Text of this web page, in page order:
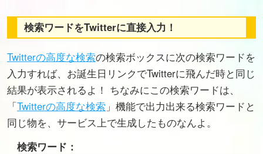
検索ワードをTwitterに直接入力！
Twitterの高度な検索の検索ボックスに次の検索ワードを
入力すれば、お誕生日リンクでTwitterに飛んだ時と同じ
結果が表示されるよ！ ちなみにこの検索ワードは、
「Twitterの高度な検索 」機能で出力出来る検索ワードと
同じ物を、サービス上で生成したものなんよ。
検索ワード：